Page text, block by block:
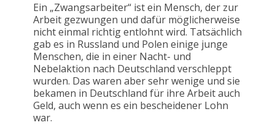
Ein „Zwangsarbeiter“ ist ein Mensch, der zur
Arbeit gezwungen und dafür möglicherweise
nicht einmal richtig entlohnt wird. Tatsächlich
gab es in Russland und Polen einige junge
Menschen, die in einer Nacht- und
Nebelaktion nach Deutschland verschleppt
wurden. Das waren aber sehr wenige und sie
bekamen in Deutschland für ihre Arbeit auch
Geld, auch wenn es ein bescheidener Lohn
war.